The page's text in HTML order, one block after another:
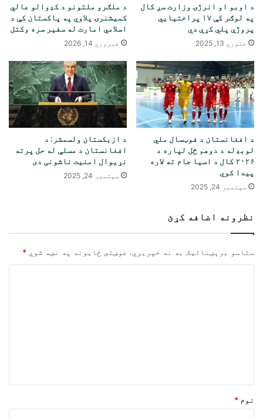
د اوبو او انرژۍ وزارت سږ کال
په لوګر کې ۱۷ پراختیایي
پروژې پلي کړې دي
جنوري 13, 2025
د ملګرو ملتونو د کډوالو عالي
کمیشنرۍ پلاوي په پاکستان کې د
اسلامي امارت له سفیر سره وکتل
فبروري 14, 2026
د افغانستان د فوټسال ملي
لوبډله د دوهم ځل لپاره د
۲۰۲۶ کال د اسیا جام ته لاره
پیدا کوي
سپتمبر 24, 2025
د ازبکستان ولسمشر: د
افغانستان د مسلې له حل پرته
نړیوال امنیت ناشونی دی
سپتمبر 24, 2025
نظرونه اضافه کړئ
ستاسو برېښناليک به نه خپريږي. غوښتى ځایونه په نښه شوي *
نوم *